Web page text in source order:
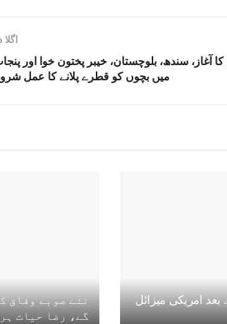
آغاز، سندھ، بلوچستان، خیبر پختون خوا اور
میں بچوں کو قطرے پلانے کا عمل
بعد امریکی میزائل
نئے صوبے وفاق
گے، رضا حیات